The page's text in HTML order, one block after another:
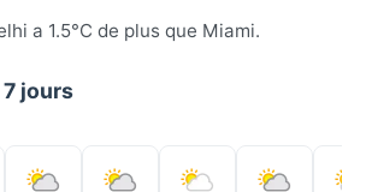
a 1.5°C de plus que Miami.
jours